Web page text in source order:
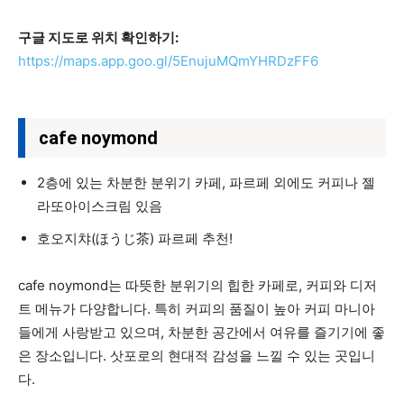
구글 지도로 위치 확인하기:
https://maps.app.goo.gl/5EnujuMQmYHRDzFF6
cafe noymond
2층에 있는 차분한 분위기 카페, 파르페 외에도 커피나 젤
라또아이스크림 있음
호오지챠(ほうじ茶) 파르페 추천!
cafe noymond는 따뜻한 분위기의 힙한 카페로, 커피와 디저
트 메뉴가 다양합니다. 특히 커피의 품질이 높아 커피 마니아
들에게 사랑받고 있으며, 차분한 공간에서 여유를 즐기기에 좋
은 장소입니다. 삿포로의 현대적 감성을 느낄 수 있는 곳입니
다.